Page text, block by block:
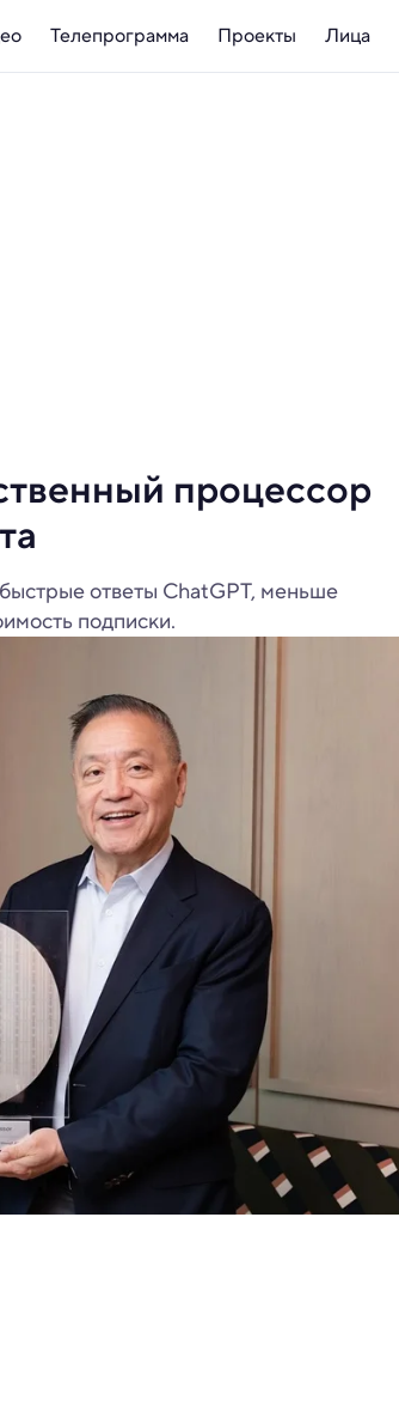
Телепрограмма Проекты Лица
процессор
ответы ChatGPT, меньше
подписки.